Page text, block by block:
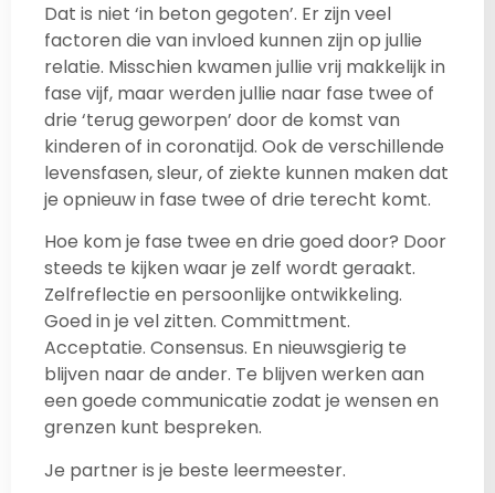
Dat is niet ‘in beton gegoten’. Er zijn veel
factoren die van invloed kunnen zijn op jullie
relatie. Misschien kwamen jullie vrij makkelijk in
fase vijf, maar werden jullie naar fase twee of
drie ‘terug geworpen’ door de komst van
kinderen of in coronatijd. Ook de verschillende
levensfasen, sleur, of ziekte kunnen maken dat
je opnieuw in fase twee of drie terecht komt.
Hoe kom je fase twee en drie goed door? Door
steeds te kijken waar je zelf wordt geraakt.
Zelfreflectie en persoonlijke ontwikkeling.
Goed in je vel zitten. Committment.
Acceptatie. Consensus. En nieuwsgierig te
blijven naar de ander. Te blijven werken aan
een goede communicatie zodat je wensen en
grenzen kunt bespreken.
Je partner is je beste leermeester.